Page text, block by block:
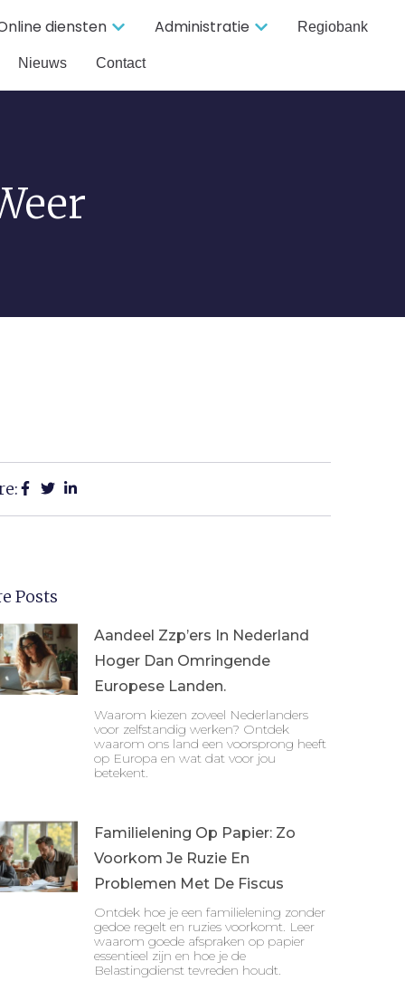
diensten Administratie Regiobank
Nieuws Contact
Posts
Aandeel Zzp’ers In Nederland
Hoger Dan Omringende
Europese Landen.
Waarom kiezen zoveel Nederlanders
voor zelfstandig werken? Ontdek
waarom ons land een voorsprong heeft
op Europa en wat dat voor jou
betekent.
Familielening Op Papier: Zo
Voorkom Je Ruzie En
Problemen Met De Fiscus
Ontdek hoe je een familielening zonder
gedoe regelt en ruzies voorkomt. Leer
waarom goede afspraken op papier
essentieel zijn en hoe je de
Belastingdienst tevreden houdt.